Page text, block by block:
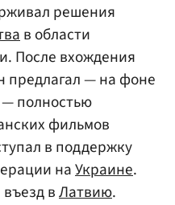
решения
в области
После вхождения
предлагал — на фоне
полностью
фильмов
в поддержку
наУкраине.
вЛатвию.